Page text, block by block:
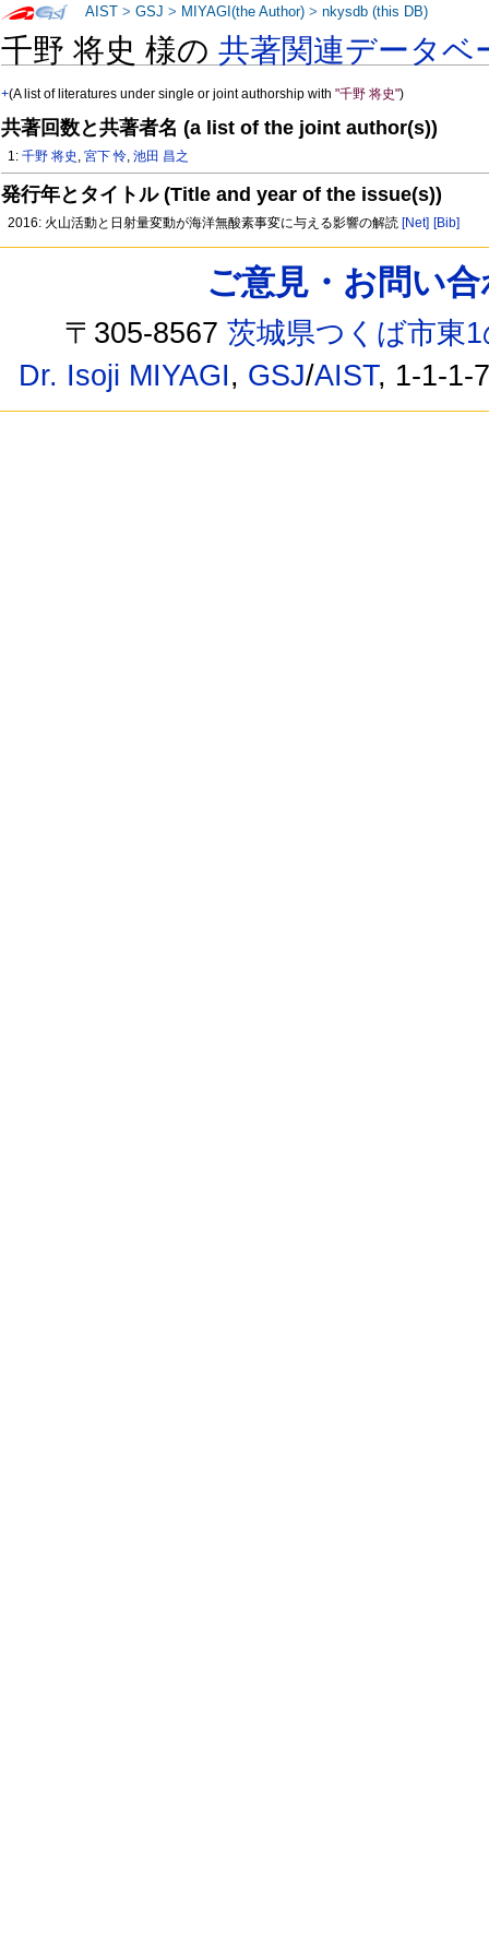
千野 将史 様の共著関連データベ
+(A list of literatures under single or joint authorship with"千野 将史")
共著回数と共著者名 (a list of the joint author(s))
1:千野 将史 ,宮下 怜,池田 昌之
発行年とタイトル (Title and year of the issue(s))
2016: 火山活動と日射量変動が海洋無酸素事変に与える影響の解読 [Net] [Bib]
AIST >GSJ > MIYAGI(the Author) >nkysdb (this DB)
ご意見・お問い
〒305-8567茨城県つくば市東
Dr. Isoji MIYAGI, GSJ/AIST, 1-1-1-